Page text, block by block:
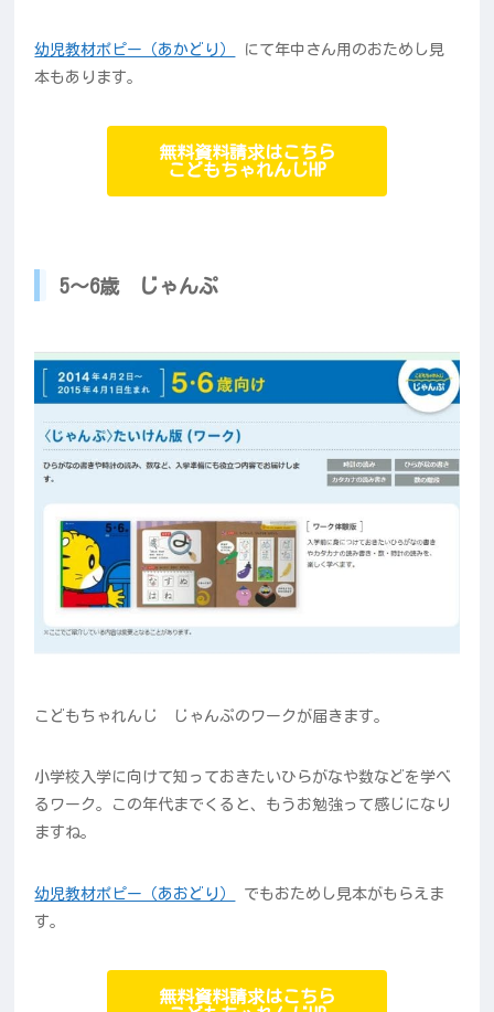
幼児教材ポピー（あかどり）
にて年中さん用のおためし見
本もあります。
無料資料請求はこちら
こどもちゃれんじHP
5～6歳 じゃんぷ
こどもちゃれんじ じゃんぷのワークが届きます。
小学校入学に向けて知っておきたいひらがなや数などを学べ
るワーク。この年代までくると、もうお勉強って感じになり
ますね。
幼児教材ポピー（あおどり）
でもおためし見本がもらえま
す。
無料資料請求はこちら